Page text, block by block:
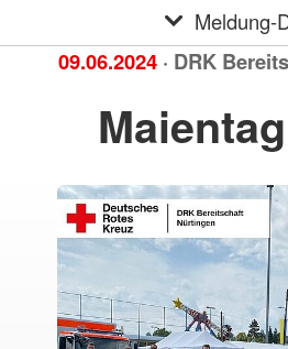
Meldung-
09.06.2024 · DRK